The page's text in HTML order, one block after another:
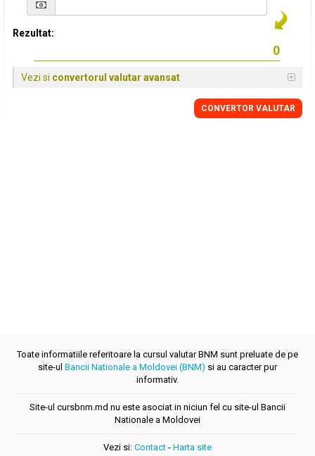
Rezultat:
Vezi si convertorul valutar avansat
CONVERTOR VALUTAR
Toate informatiile referitoare la cursul valutar BNM sunt preluate de pe
site-ul Bancii Nationale a Moldovei (BNM) si au caracter pur
informativ.
Site-ul cursbnm.md nu este asociat in niciun fel cu site-ul Bancii
Nationale a Moldovei
Vezi si: Contact - Harta site